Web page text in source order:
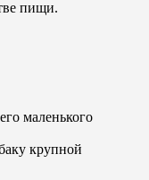
пищи.
маленького
крупной